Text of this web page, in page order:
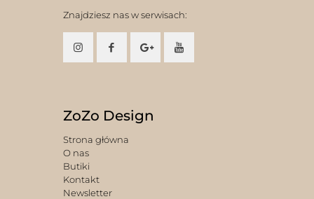
Znajdziesz nas w serwisach:
ZoZo Design
Strona główna
O nas
Butiki
Kontakt
Newsletter